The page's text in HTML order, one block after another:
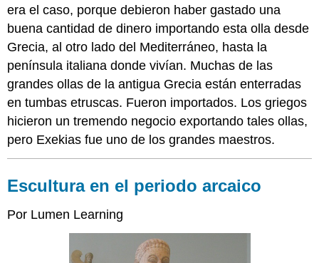
era el caso, porque debieron haber gastado una
buena cantidad de dinero importando esta olla desde
Grecia, al otro lado del Mediterráneo, hasta la
península italiana donde vivían. Muchas de las
grandes ollas de la antigua Grecia están enterradas
en tumbas etruscas. Fueron importados. Los griegos
hicieron un tremendo negocio exportando tales ollas,
pero Exekias fue uno de los grandes maestros.
Escultura en el periodo arcaico
Por Lumen Learning